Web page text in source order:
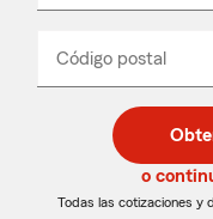
Código postal
de
5
de
5
_____
o
Todas las cotizaciones y